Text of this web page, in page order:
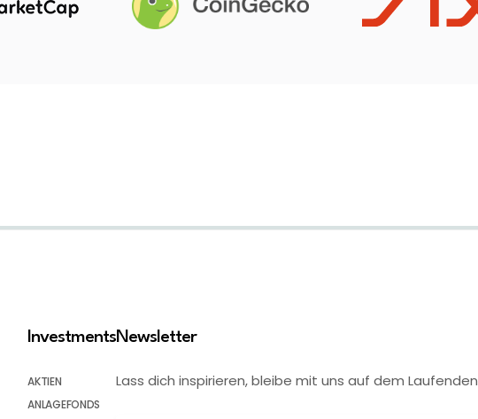
Investments
AKTIEN
ANLAGEFONDS
Newsletter
Lass dich inspirieren, bleibe mit uns auf dem